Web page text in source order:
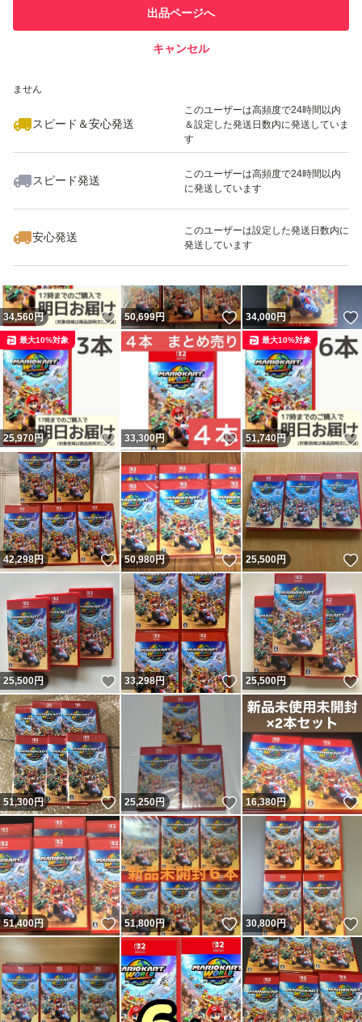
での取引実績があります
ません
スピード＆安心発送
このユーザーは高頻度で24時間以内
＆設定した発送日数内に発送していま
す
スピード発送
このユーザーは高頻度で24時間以内
に発送しています
安心発送
このユーザーは設定した発送日数内に
発送しています
出品ページへ
キャンセル
いいね！
50,680
34,560円 いいね！
50,699円 いいね！
34,000円
25,970円 いいね！
最大10%対象
33,300円 いいね！
51,740円
最大10%対象
42,298円 いいね！
50,980円 いいね！
25,500円
25,500円 いいね！
33,298円 いいね！
25,500円
51,300円 いいね！
25,250円 いいね！
16,380円
51,400円 いいね！
51,800円 いいね！
30,800円